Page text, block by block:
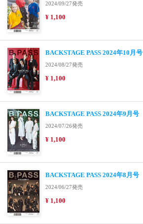
2024/09/27発売
¥ 1,100
BACKSTAGE PASS 2024年10月号
2024/08/27発売
¥ 1,100
BACKSTAGE PASS 2024年9月号
2024/07/26発売
¥ 1,100
BACKSTAGE PASS 2024年8月号
2024/06/27発売
¥ 1,100